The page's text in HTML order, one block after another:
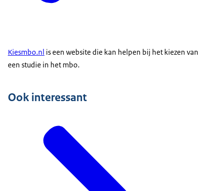
Kiesmbo.nl is een website die kan helpen bij het kiezen van
een studie in het mbo.
Ook interessant